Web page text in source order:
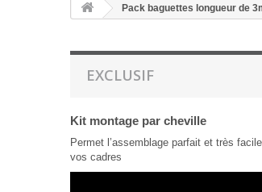
Pack baguettes longueur de
EXCLUSIF
Kit montage par cheville
Permet l’assemblage parfait et très
vos cadres